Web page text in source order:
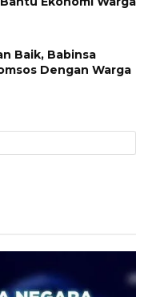
Baik, Babinsa
Dengan Warga